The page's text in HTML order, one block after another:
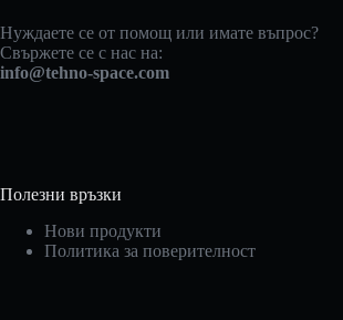
Нуждаете се от помощ или имате въпрос?
Свържете се с нас на:
info@tehno-space.com
Полезни връзки
Нови продукти
Политика за поверителност